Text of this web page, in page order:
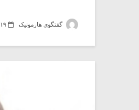
گفتگوی هارمونیک ۱۹ فروردین ۱۳۸۴